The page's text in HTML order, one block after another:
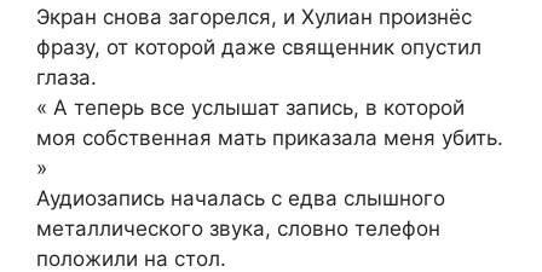
Экран снова загорелся, и Хулиан произнёс
фразу, от которой даже священник опустил
глаза.
« А теперь все услышат запись, в которой
моя собственная мать приказала меня убить.
»
Аудиозапись началась с едва слышного
металлического звука, словно телефон
положили на стол.